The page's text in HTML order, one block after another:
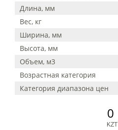
Длина, мм
Вес, кг
Ширина, мм
Высота, мм
Объем, м3
Возрастная категория
Категория диапазона цен
0
KZT